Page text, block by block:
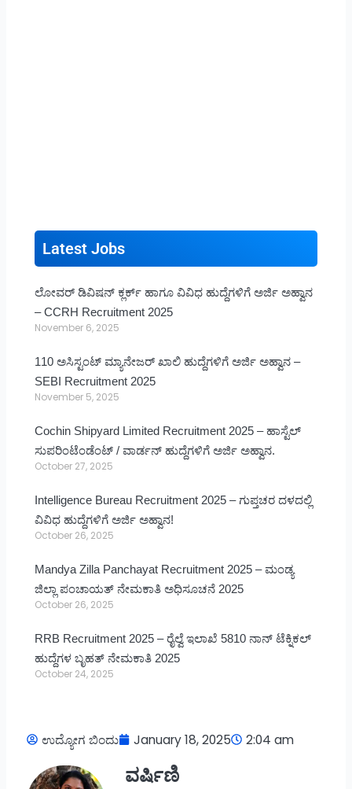
Latest Jobs
ಲೋವರ್ ಡಿವಿಷನ್ ಕ್ಲರ್ಕ್ ಹಾಗೂ ವಿವಿಧ ಹುದ್ದೆಗಳಿಗೆ ಅರ್ಜಿ ಅಹ್ವಾನ
– CCRH Recruitment 2025
November 6, 2025
110 ಅಸಿಸ್ಟಂಟ್ ಮ್ಯಾನೇಜರ್ ಖಾಲಿ ಹುದ್ದೆಗಳಿಗೆ ಅರ್ಜಿ ಅಹ್ವಾನ –
SEBI Recruitment 2025
November 5, 2025
Cochin Shipyard Limited Recruitment 2025 – ಹಾಸ್ಟೆಲ್
ಸುಪರಿಂಟೆಂಡೆಂಟ್ / ವಾರ್ಡನ್ ಹುದ್ದೆಗಳಿಗೆ ಅರ್ಜಿ ಅಹ್ವಾನ.
October 27, 2025
Intelligence Bureau Recruitment 2025 – ಗುಪ್ತಚರ ದಳದಲ್ಲಿ
ವಿವಿಧ ಹುದ್ದೆಗಳಿಗೆ ಅರ್ಜಿ ಅಹ್ವಾನ!
October 26, 2025
Mandya Zilla Panchayat Recruitment 2025 – ಮಂಡ್ಯ
ಜಿಲ್ಲಾ ಪಂಚಾಯತ್ ನೇಮಕಾತಿ ಅಧಿಸೂಚನೆ 2025
October 26, 2025
RRB Recruitment 2025 – ರೈಲ್ವೆ ಇಲಾಖೆ 5810 ನಾನ್ ಟೆಕ್ನಿಕಲ್
ಹುದ್ದೆಗಳ ಬೃಹತ್ ನೇಮಕಾತಿ 2025
October 24, 2025
ಉದ್ಯೋಗ ಬಿಂದು January 18, 2025 2:04 am
ವರ್ಷಿಣಿ